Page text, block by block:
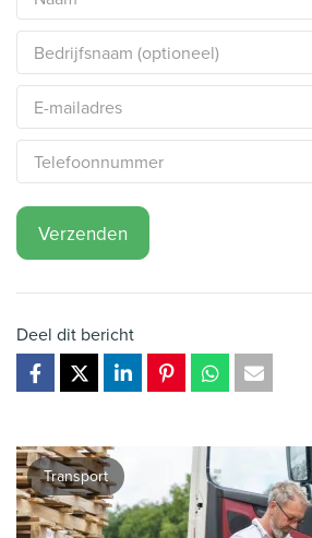
Verzenden
Deel dit bericht
Transport